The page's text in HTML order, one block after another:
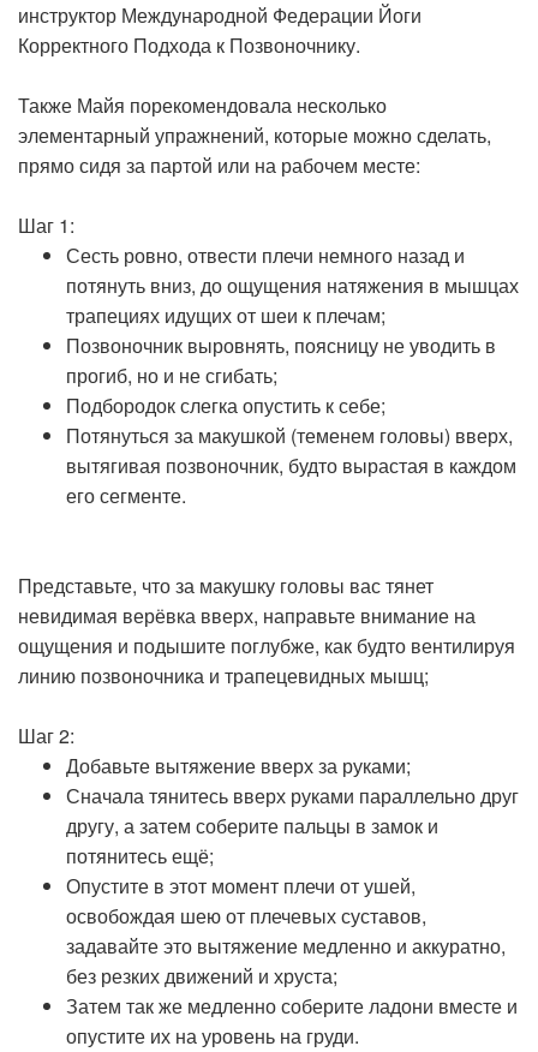
инструктор Международной Федерации Йоги
Корректного Подхода к Позвоночнику.
Также Майя порекомендовала несколько
элементарный упражнений, которые можно сделать,
прямо сидя за партой или на рабочем месте:
Шаг 1:
Сесть ровно, отвести плечи немного назад и
потянуть вниз, до ощущения натяжения в мышцах
трапециях идущих от шеи к плечам;
Позвоночник выровнять, поясницу не уводить в
прогиб, но и не сгибать;
Подбородок слегка опустить к себе;
Потянуться за макушкой (теменем головы) вверх,
вытягивая позвоночник, будто вырастая в каждом
его сегменте.
Представьте, что за макушку головы вас тянет
невидимая верёвка вверх, направьте внимание на
ощущения и подышите поглубже, как будто вентилируя
линию позвоночника и трапецевидных мышц;
Шаг 2:
Добавьте вытяжение вверх за руками;
Сначала тянитесь вверх руками параллельно друг
другу, а затем соберите пальцы в замок и
потянитесь ещё;
Опустите в этот момент плечи от ушей,
освобождая шею от плечевых суставов,
задавайте это вытяжение медленно и аккуратно,
без резких движений и хруста;
Затем так же медленно соберите ладони вместе и
опустите их на уровень на груди.